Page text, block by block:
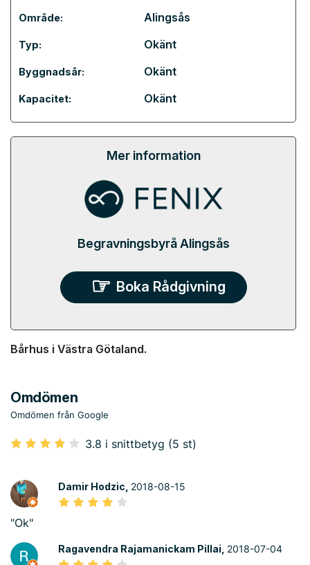
Område: Alingsås
Typ: Okänt
Byggnadsår: Okänt
Kapacitet: Okänt
Mer information
Begravningsbyrå Alingsås
Boka Rådgivning
Bårhus i Västra Götaland.
Omdömen
Omdömen från Google
3.8 i snittbetyg (5 st)
Damir Hodzic, 2018-08-15
"Ok"
Ragavendra Rajamanickam Pillai, 2018-07-04